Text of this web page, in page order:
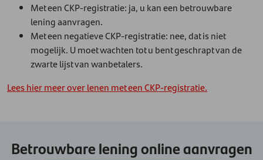
Met een CKP-registratie: ja, u kan een betrouwbare
lening aanvragen.
Met een negatieve CKP-registratie: nee, dat is niet
mogelijk. U moet wachten tot u bent geschrapt van de
zwarte lijst van wanbetalers.
Lees hier meer over lenen met een CKP-registratie.
Betrouwbare lening online aanvragen